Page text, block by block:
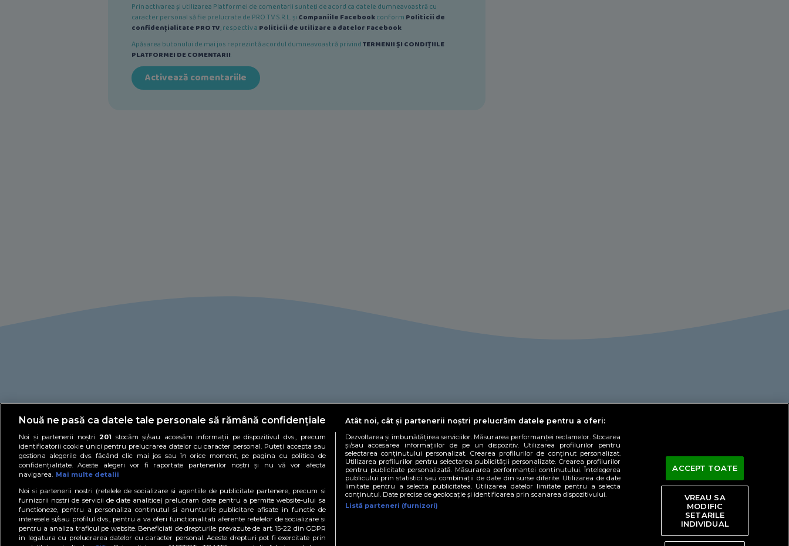
Prin activarea și utilizarea Platformei de comentarii sunteți de acord ca datele dumneavoastră cu
caracter personal să fie prelucrate de PRO TV S.R.L. și Companiile Facebookconform Politicii de
confidențialitate PRO TV, respectiv a Politicii de utilizare a datelor Facebook.
Apăsarea butonului de mai jos reprezintă acordul dumneavoastră privindTERMENII ȘI CONDIȚIILE
PLATFORMEI DE COMENTARII.
Activează comentariile
Despre noi Politică de cookies Politică de confidențialitate
Contact
PROTV.RO
PROTVPLUS.RO PERFECTE.RO DOCTORDEBINE.RO
Nouă ne pasă ca datele tale personale să rămână confidențiale
Noi și partenerii noștri201 stocăm și/sau accesăm informații pe dispozitivul dvs., precum
identificatorii cookie unici pentru prelucrarea datelor cu caracter personal. Puteți accepta sau
gestiona alegerile dvs. făcând clic mai jos sau în orice moment, pe pagina cu politica de
confidențialitate. Aceste alegeri vor fi raportate partenerilor noștri și nu vă vor afecta
navigarea. Mai multe detalii
Noi si partenerii nostri (retelele de socializare si agentiile de publicitate partenere, precum si
furnizorii nostri de servicii de date analitice) prelucram date pentru a permite website-ului sa
functioneze, pentru a personaliza continutul si anunturile publicitare afisate in functie de
interesele si/sau profilul dvs., pentru a va oferi functionalitati aferente retelelor de socializare si
pentru a analiza traficul pe website. Beneficiati de drepturile prevazute de art. 15-22 din GDPR
in legatura cu prelucrarea datelor cu caracter personal. Aceste drepturi pot fi exercitate prin
Atât noi, cât și partenerii noștri prelucrăm datele pentru a oferi:
Dezvoltarea și îmbunătățirea serviciilor. Măsurarea performanței reclamelor. Stocarea
și/sau accesarea informațiilor de pe un dispozitiv. Utilizarea profilurilor pentru
selectarea conținutului personalizat. Crearea profilurilor de conținut personalizat.
Utilizarea profilurilor pentru selectarea publicității personalizate. Crearea profilurilor
pentru publicitate personalizată. Măsurarea performanței conținutului. Înțelegerea
publicului prin statistici sau combinații de date din surse diferite. Utilizarea de date
limitate pentru a selecta publicitatea. Utilizarea datelor limitate pentru a selecta
conținutul. Date precise de geolocație și identificarea prin scanarea dispozitivului.
Listă parteneri (furnizori)
ACCEPT TOATE
VREAU SA
MODIFIC
SETARILE
INDIVIDUAL